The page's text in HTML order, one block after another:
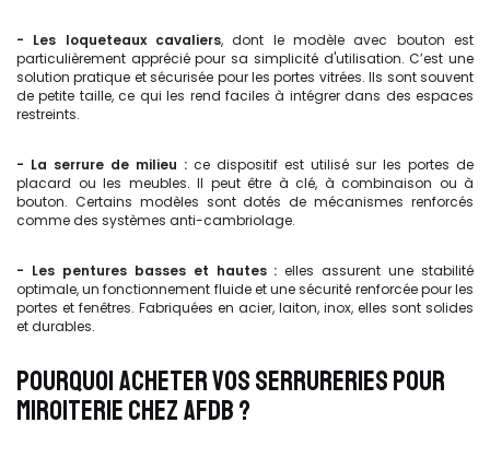
- Les loqueteaux cavaliers, dont le modèle avec bouton est
particulièrement apprécié pour sa simplicité d'utilisation. C’est une
solution pratique et sécurisée pour les portes vitrées. Ils sont souvent
de petite taille, ce qui les rend faciles à intégrer dans des espaces
restreints.
- La serrure de milieu : ce dispositif est utilisé sur les portes de
placard ou les meubles. Il peut être à clé, à combinaison ou à
bouton. Certains modèles sont dotés de mécanismes renforcés
comme des systèmes anti-cambriolage.
- Les pentures basses et hautes : elles assurent une stabilité
optimale, un fonctionnement fluide et une sécurité renforcée pour les
portes et fenêtres. Fabriquées en acier, laiton, inox, elles sont solides
et durables.
POURQUOI ACHETER VOS SERRURERIES POUR
MIROITERIE CHEZ AFDB ?